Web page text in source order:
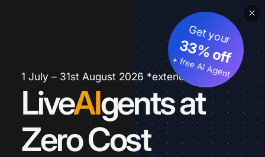
1 July – 31st August 2026 *extended
LiveAIgents at
Zero Cost
Get your
33% off
+ free AI Agent